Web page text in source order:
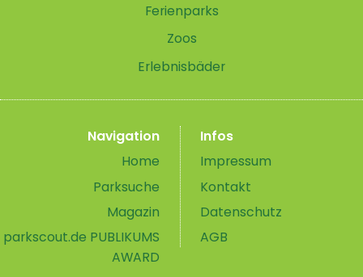
Ferienparks
Zoos
Erlebnisbäder
Navigation
Home
Parksuche
Magazin
parkscout.de PUBLIKUMS
AWARD
Infos
Impressum
Kontakt
Datenschutz
AGB